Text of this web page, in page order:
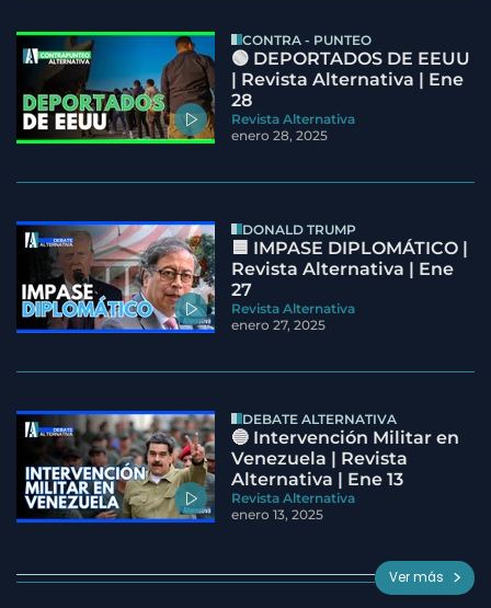
CONTRA - PUNTEO
🟢 DEPORTADOS DE EEUU
| Revista Alternativa | Ene
28
Revista Alternativa
enero 28, 2025
DONALD TRUMP
🟦 IMPASE DIPLOMÁTICO |
Revista Alternativa | Ene
27
Revista Alternativa
enero 27, 2025
DEBATE ALTERNATIVA
🔵 Intervención Militar en
Venezuela | Revista
Alternativa | Ene 13
Revista Alternativa
enero 13, 2025
Ver más